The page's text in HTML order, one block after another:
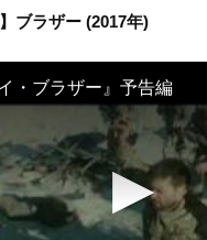
】ブラザー (2017年)
・ブラザー』予告編
▶